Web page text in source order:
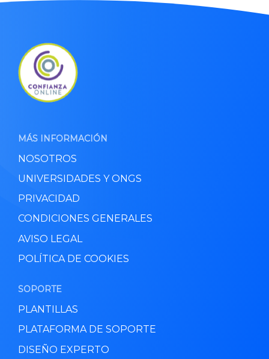
MÁS INFORMACIÓN
NOSOTROS
UNIVERSIDADES Y ONGS
PRIVACIDAD
CONDICIONES GENERALES
AVISO LEGAL
POLÍTICA DE COOKIES
SOPORTE
PLANTILLAS
PLATAFORMA DE SOPORTE
DISEÑO EXPERTO